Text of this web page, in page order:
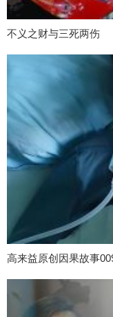
不义之财与三死两伤
高来益原创因果故事